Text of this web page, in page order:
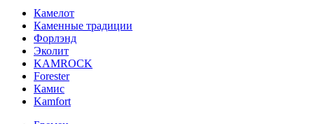
Камелот
Каменные традиции
Форлэнд
Эколит
KAMROCK
Forester
Камис
Kamfort